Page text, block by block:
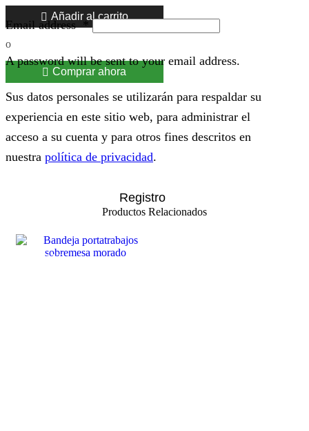
Email address*
A password will be sent to your email address.
Sus datos personales se utilizarán para respaldar su
experiencia en este sitio web, para administrar el
acceso a su cuenta y para otros fines descritos en
nuestra política de privacidad.
Registro
Añadir al carrito
o
Comprar ahora
Productos Relacionados
SALE